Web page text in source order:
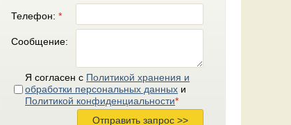
Телефон:*
Сообщение:
Я согласен с Политикой хранения и
обработки персональных данных и
Политикой конфиденциальности*